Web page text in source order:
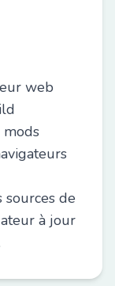
web
mods
de
à jour